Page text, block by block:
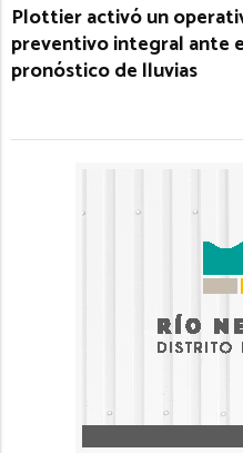
Plottier activó un
preventivo integral ante
pronóstico de lluvias